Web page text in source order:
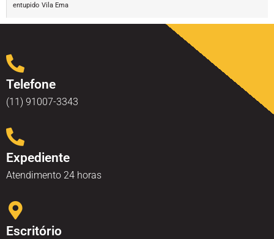
entupido Vila Ema
Telefone
(11) 91007-3343
Expediente
Atendimento 24 horas
Escritório